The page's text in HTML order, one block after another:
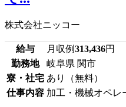
株式会社ニッコー
給与 月収例313,436円
勤務地
岐阜県 関市
寮・社宅 あり（無料）
仕事内容 加工・機械オペレ